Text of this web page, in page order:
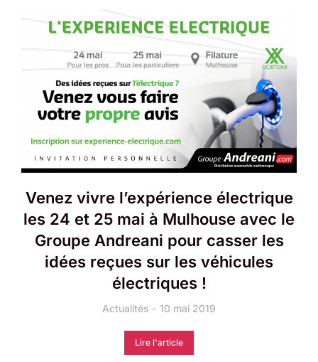
Venez vivre l’expérience électrique
les 24 et 25 mai à Mulhouse avec le
Groupe Andreani pour casser les
idées reçues sur les véhicules
électriques !
Actualités 10 mai 2019
Lire l'article